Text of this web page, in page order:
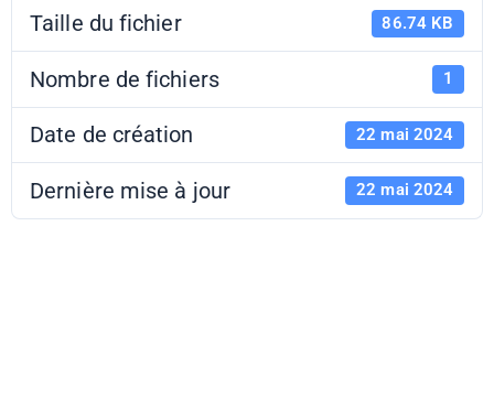
Taille du fichier 86.74 KB
Nombre de fichiers 1
Date de création 22 mai 2024
Dernière mise à jour 22 mai 2024